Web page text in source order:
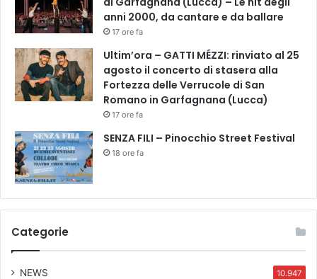
anni 2000, da cantare e da ballare
17 ore fa
Ultim’ora – GATTI MÉZZI: rinviato al 25
agosto il concerto di stasera alla
Fortezza delle Verrucole di San
Romano in Garfagnana (Lucca)
17 ore fa
SENZA FILI – Pinocchio Street Festival
18 ore fa
Categorie
NEWS 10.947